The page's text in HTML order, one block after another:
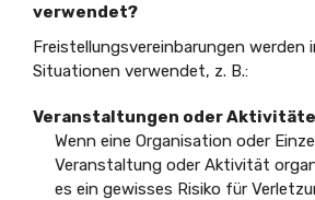
verwendet?
Freistellungsvereinbarungen werden
Situationen verwendet, z. B.:
Veranstaltungen oder
Wenn eine Organisation oder
Veranstaltung oder Aktivität
es ein gewisses Risiko für